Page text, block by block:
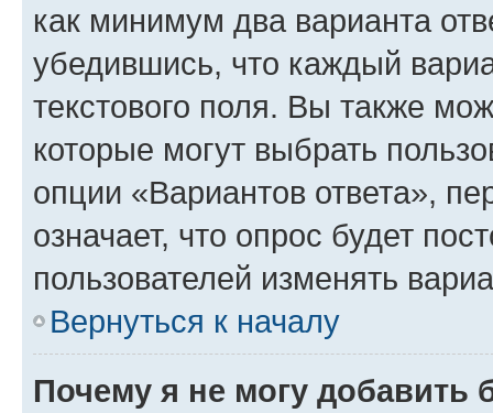
как минимум два варианта
убедившись, что каждый
текстового поля. Вы также
которые могут выбрать
опции «Вариантов ответа»,
означает, что опрос будет
пользователей изменять
Вернуться к началу
Почему я не могу добавить